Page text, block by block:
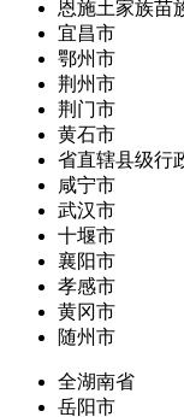
恩施土家族苗
宜昌市
鄂州市
荆州市
荆门市
黄石市
省直辖县级行
咸宁市
武汉市
十堰市
襄阳市
孝感市
黄冈市
随州市
全湖南省
岳阳市